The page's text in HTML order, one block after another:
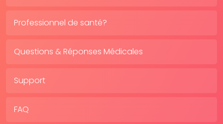
Professionnel de santé?
Questions & Réponses Médicales
Support
FAQ